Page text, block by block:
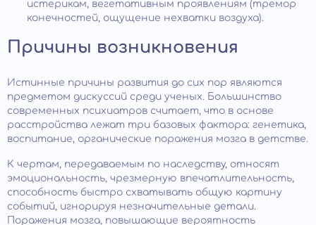
истерикам, вегетативным проявлениям (тремор
конечностей, ощущение нехватки воздуха).
Причины возникновения
Истинные причины развития до сих пор являются
предметом дискуссий среди ученых. Большинство
современных психиатров считает, что в основе
расстройства лежат три базовых фактора: генетика,
воспитание, органические поражения мозга в детстве.
К чертам, передаваемым по наследству, относят
эмоциональность, чрезмерную впечатлительность,
способность быстро схватывать общую картину
событий, игнорируя незначительные детали.
Поражения мозга, повышающие вероятность